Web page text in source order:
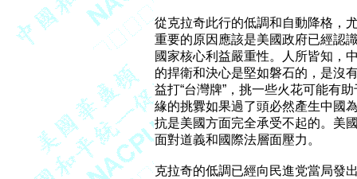
從克拉奇此行的低調和自動降格，
重要的原因應該是美國政府已經認
國家核心利益嚴重性。人所皆知，
的捍衛和決心是堅如磐石的，是沒
益打“台灣牌”，挑一些火花可能有
緣的挑釁如果過了頭必然產生中國
抗是美國方面完全承受不起的。美
面對道義和國際法層面壓力。
克拉奇的低調已經向民進党當局發